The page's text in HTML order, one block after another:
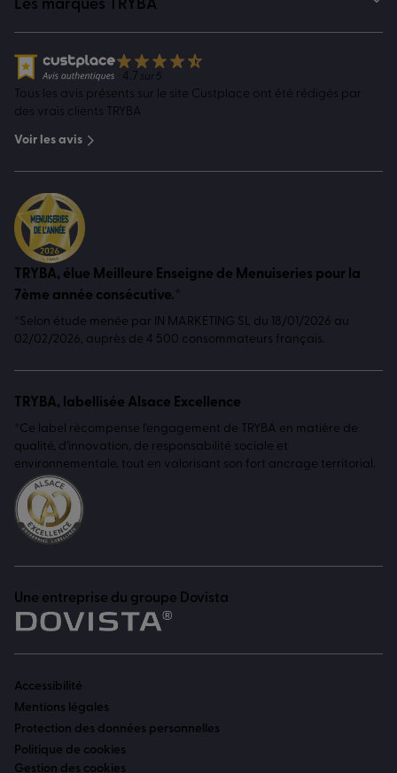
Les marques TRYBA
4.7 sur 5
Tous les avis présents sur le site Custplace ont été rédigés par
des vrais clients TRYBA
Voir les avis
TRYBA, élue Meilleure Enseigne de Menuiseries pour la
7ème année consécutive.*
*Selon étude menée par IN MARKETING SL du 18/01/2026 au
02/02/2026, auprès de 4 500 consommateurs français.
TRYBA, labellisée Alsace Excellence
*Ce label récompense l'engagement de TRYBA en matière de
qualité, d'innovation, de responsabilité sociale et
environnementale, tout en valorisant son fort ancrage territorial.
Une entreprise du groupe Dovista
Accessibilité
Mentions légales
Protection des données personnelles
Politique de cookies
Gestion des cookies